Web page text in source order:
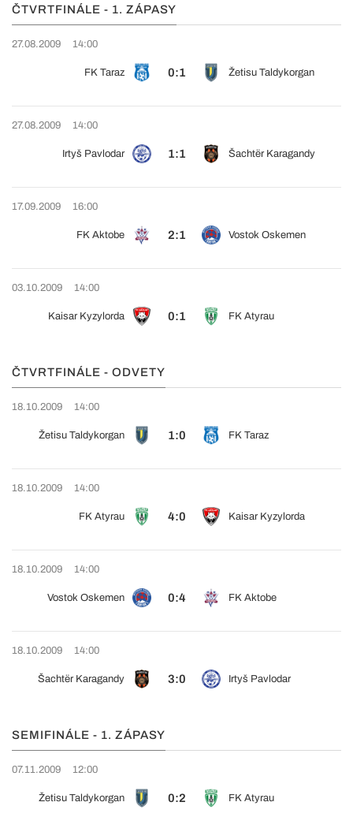
ČTVRTFINÁLE - 1. ZÁPASY
27.08.2009 14:00
FK Taraz 0:1 Žetisu Taldykorgan
27.08.2009 14:00
Irtyš Pavlodar 1:1 Šachtër Karagandy
17.09.2009 16:00
FK Aktobe 2:1 Vostok Oskemen
03.10.2009 14:00
Kaisar Kyzylorda 0:1 FK Atyrau
ČTVRTFINÁLE - ODVETY
18.10.2009 14:00
Žetisu Taldykorgan 1:0 FK Taraz
18.10.2009 14:00
FK Atyrau 4:0 Kaisar Kyzylorda
18.10.2009 14:00
Vostok Oskemen 0:4 FK Aktobe
18.10.2009 14:00
Šachtër Karagandy 3:0 Irtyš Pavlodar
SEMIFINÁLE - 1. ZÁPASY
07.11.2009 12:00
Žetisu Taldykorgan 0:2 FK Atyrau